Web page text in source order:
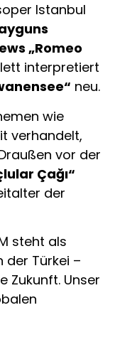
Istanbul
„Romeo
interpretiert
neu.
wie
verhandelt,
vor der
Çağı“
der
steht als
der Türkei –
Zukunft. Unser